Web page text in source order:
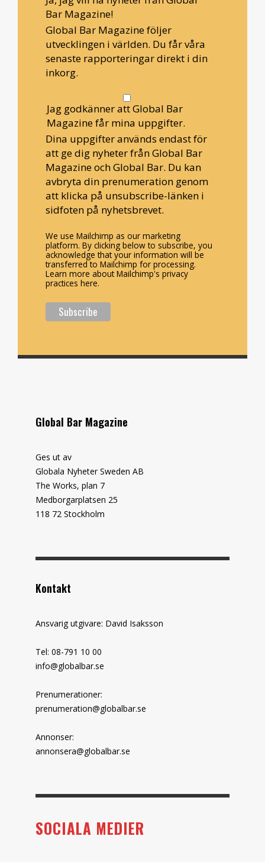
Bar Magazine!
Global Bar Magazine följer
utvecklingen i världen. Du får våra
senaste rapporteringar direkt i din
inkorg.
Jag godkänner att Global Bar
Magazine får mina uppgifter.
Dina uppgifter används endast för
att ge dig nyheter från Global Bar
Magazine och Global Bar. Du kan
avbryta din prenumeration genom
att klicka på unsubscribe-länken i
sidfoten på nyhetsbrevet.
We use Mailchimp as our marketing
platform. By clicking below to subscribe, you
acknowledge that your information will be
transferred to Mailchimp for processing.
Learn more about Mailchimp's privacy
practices here.
Global Bar Magazine
Ges ut av
Globala Nyheter Sweden AB
The Works, plan 7
Medborgarplatsen 25
118 72 Stockholm
Kontakt
Ansvarig utgivare: David Isaksson
Tel: 08-791 10 00
info@globalbar.se
Prenumerationer:
prenumeration@globalbar.se
Annonser:
annonsera@globalbar.se
SOCIALA MEDIER